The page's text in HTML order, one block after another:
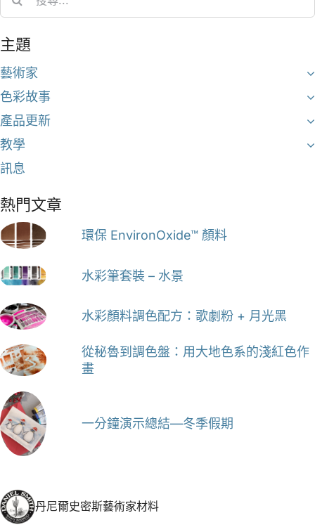
主題
藝術家
色彩故事
產品更新
教學
訊息
熱門文章
環保 EnvironOxide™ 顏料
水彩筆套裝 – 水景
水彩顏料調色配方：歌劇粉 + 月光黑
從秘魯到調色盤：用大地色系的淺紅色作
畫
一分鐘演示總結—冬季假期
丹尼爾史密斯藝術家材料